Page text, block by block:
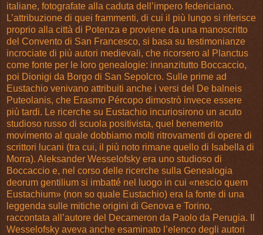
italiane, fotografate alla caduta dell’impero federiciano.
L’attribuzione di quei frammenti, di cui il più lungo si riferisce
proprio alla città di Potenza e proviene da una manoscritto
del Convento di San Francesco, si basa su testimonianze
incrociate di più autori medievali, che ricorsero al Planctus
come fonte per le loro genealogie: innanzitutto Boccaccio,
poi Dionigi da Borgo di San Sepolcro. Sulle prime ad
Eustachio venivano attribuiti anche i versi del De balneis
Puteolanis, che Erasmo Pércopo dimostrò invece essere
più tardi. Le ricerche su Eustachio incuriosirono un acuto
studioso russo di scuola positivista, quel benemerito
movimento al quale dobbiamo molti ritrovamenti di opere di
scrittori lucani (tra cui, il più noto rimane quello di Isabella di
Morra). Aleksander Wesselofsky era uno studioso di
Boccaccio e, nel corso delle ricerche sulla Genealogia
deorum gentilium si imbatté nel luogo in cui «nescio quem
Eustachium» (non so quale Eustachio) era la fonte di una
leggenda sulle mitiche origini di Genova e Torino,
raccontata all’autore del Decameron da Paolo da Perugia. Il
Wesselofsky aveva anche esaminato l’elenco degli autori